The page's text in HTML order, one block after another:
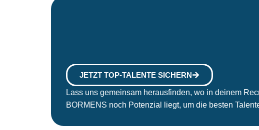
JETZT TOP-TALENTE SICHERN
Lass uns gemeinsam herausfinden, wo in deinem
BORMENS noch Potenzial liegt, um die besten